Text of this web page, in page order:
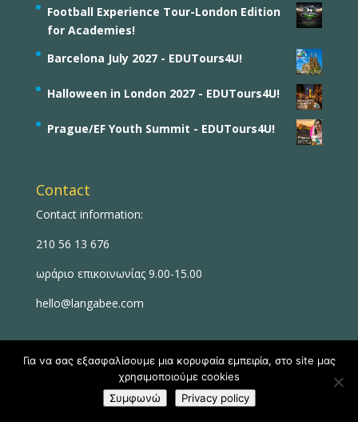
Football Experience Tour-London Edition
for Academies!
Barcelona July 2027 - EDUTours4U!
Halloween in London 2027 - EDUTours4U!
Prague/EF Youth Summit - EDUTours4U!
Contact
Contact information:
210 56 13 676
ωράριο επικοινωνίας 9.00-15.00
hello@langabee.com
Designed & Developed byUpthink
Για να σας εξασφαλίσουμε μια κορυφαία εμπειρία, στο site μας
χρησιμοποιούμε cookies
Συμφωνώ
Privacy policy